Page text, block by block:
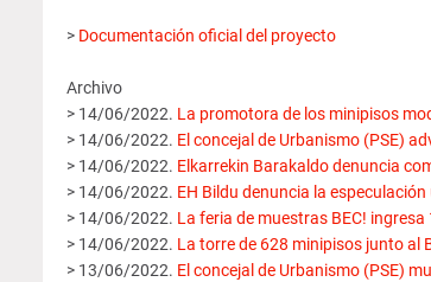
> Documentación oficial del proyecto
Archivo
> 14/06/2022. La promotora de los minipisos
> 14/06/2022. El concejal de Urbanismo (PSE)
> 14/06/2022. Elkarrekin Barakaldo denuncia
> 14/06/2022. EH Bildu denuncia la
> 14/06/2022. La feria de muestras BEC!
> 14/06/2022. La torre de 628 minipisos junto al
> 13/06/2022. El concejal de Urbanismo (PSE)